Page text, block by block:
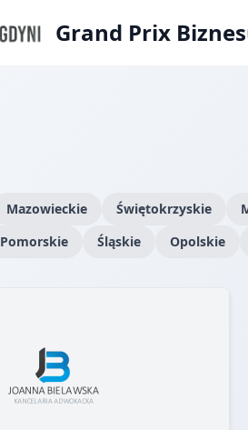
Grand Prix
Mazowieckie Świętokrzyskie
Pomorskie Śląskie Opolskie